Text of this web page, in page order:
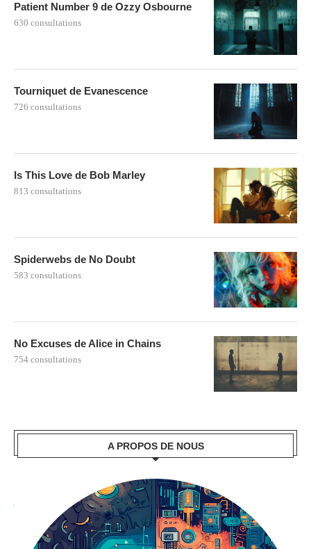
Patient Number 9 de Ozzy Osbourne
630 consultations
Tourniquet de Evanescence
726 consultations
Is This Love de Bob Marley
813 consultations
Spiderwebs de No Doubt
583 consultations
No Excuses de Alice in Chains
754 consultations
A PROPOS DE NOUS